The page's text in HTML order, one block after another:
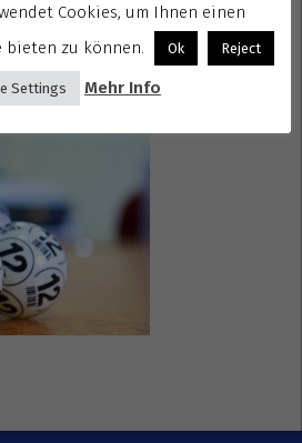
seriös
Cookies, um Ihnen einen
bieten zu können.
Ok Reject
Settings Mehr Info